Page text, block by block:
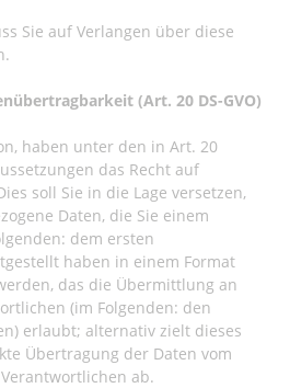
Sie auf Verlangen über diese
(Art. 20 DS-GVO)
haben unter den in Art. 20
das Recht auf
soll Sie in die Lage versetzen,
Daten, die Sie einem
dem ersten
haben in einem Format
das die Übermittlung an
(im Folgenden: den
erlaubt; alternativ zielt dieses
Übertragung der Daten vom
ab.